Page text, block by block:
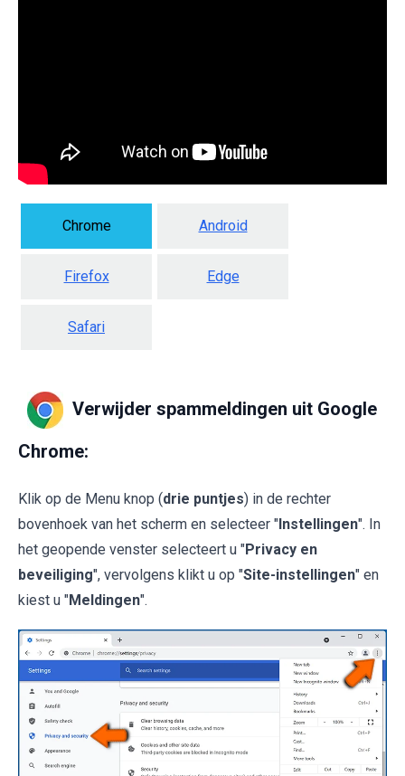
Chrome Android
Firefox Edge
Safari
Verwijder spammeldingen uit Google
Chrome:
Klik op de Menu knop (drie puntjes) in de rechter
bovenhoek van het scherm en selecteer "Instellingen". In
het geopende venster selecteert u "Privacy en
beveiliging", vervolgens klikt u op "Site-instellingen" en
kiest u "Meldingen".